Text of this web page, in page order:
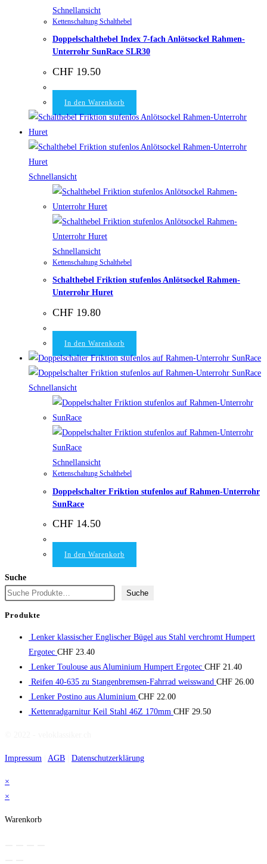
Schnellansicht
Kettenschaltung Schalthebel
Doppelschalthebel Index 7-fach Anlötsockel Rahmen-
Unterrohr SunRace SLR30
CHF 19.50
In den Warenkorb
Schnellansicht
Schnellansicht
Kettenschaltung Schalthebel
Schalthebel Friktion stufenlos Anlötsockel Rahmen-
Unterrohr Huret
CHF 19.80
In den Warenkorb
Schnellansicht
Schnellansicht
Kettenschaltung Schalthebel
Doppelschalter Friktion stufenlos auf Rahmen-Unterrohr
SunRace
CHF 14.50
In den Warenkorb
Suche
Suche
Produkte
Lenker klassischer Englischer Bügel aus Stahl verchromt Humpert
Ergotec CHF 23.40
Lenker Toulouse aus Aluminium Humpert Ergotec CHF 21.40
Reifen 40-635 zu Stangenbremsen-Fahrrad weisswand CHF 26.00
Lenker Postino aus Aluminium CHF 22.00
Kettenradgarnitur Keil Stahl 46Z 170mm CHF 29.50
Impressum AGB Datenschutzerklärung
×
×
Warenkorb